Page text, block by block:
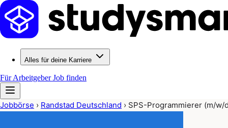
Alles für deine Karriere
Für ArbeitgeberJob finden
Jobbörse › Randstad Deutschland › SPS-Programmierer (m/w/